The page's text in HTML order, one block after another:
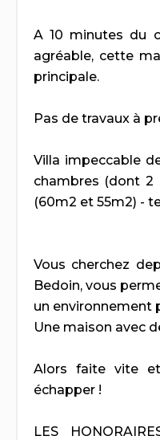
A 10 minutes du
agréable, cette
principale.
Pas de travaux à
Villa impeccable
chambres (dont 2
(60m2 et 55m2) -
Vous cherchez
Bedoin, vous
un environnement
Une maison avec
Alors faite vite
échapper !
LES